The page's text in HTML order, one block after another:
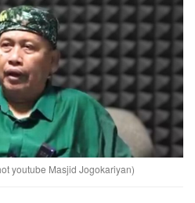
youtube Masjid Jogokariyan)